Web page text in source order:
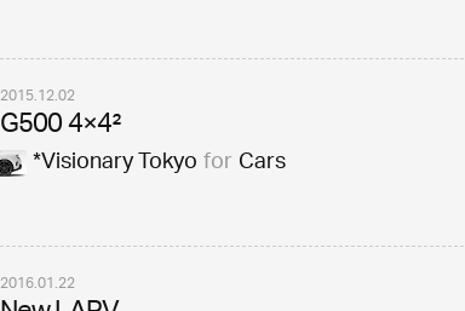
2015.12.02
G500 4×4²
*Visionary TokyoforCars
2016.01.22